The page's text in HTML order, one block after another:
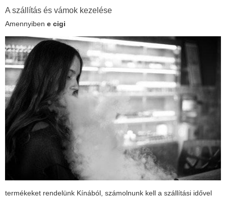
A szállítás és vámok kezelése
Amennyiben e cigi
termékeket rendelünk Kínából, számolnunk kell a szállítási idővel